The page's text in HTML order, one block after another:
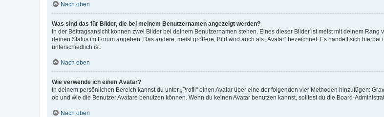
Nach oben
Was sind das für Bilder, die bei meinem Benutzernamen angezeigt werden?
In der Beitragsansicht können zwei Bilder bei deinem Benutzernamen stehen. Eines dieser Bilder ist meist mit deinem
deinen Status im Forum angeben. Das andere, meist größere, Bild wird auch als „Avatar“ bezeichnet. Es handelt sich
unterschiedlich ist.
Nach oben
Wie verwende ich einen Avatar?
In deinem persönlichen Bereich kannst du unter „Profil“ einen Avatar über eine der folgenden vier Methoden hinzufügen:
ob und wie die Benutzer Avatare benutzen können. Wenn du keinen Avatar benutzen kannst, solltest du die Board-
Nach oben